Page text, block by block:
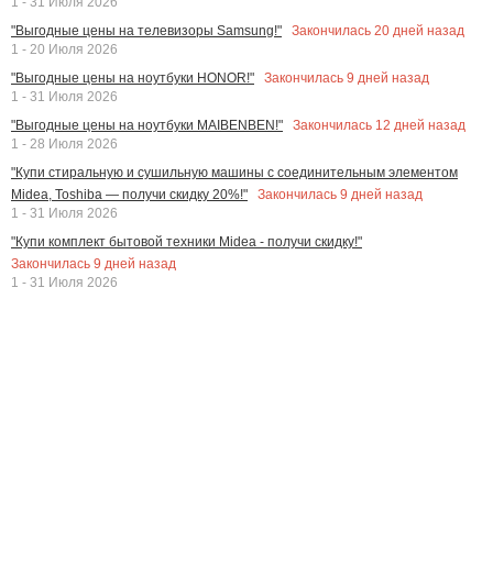
"Выгодные цены на телевизоры Samsung!"
Закончилась 20 дней назад
1 - 20 Июля 2026
"Выгодные цены на ноутбуки HONOR!"
Закончилась 9 дней назад
1 - 31 Июля 2026
"Выгодные цены на ноутбуки MAIBENBEN!"
Закончилась 12 дней назад
1 - 28 Июля 2026
"Купи стиральную и сушильную машины с соединительным элементом
Midea, Toshiba — получи скидку 20%!"
Закончилась 9 дней назад
1 - 31 Июля 2026
"Купи комплект бытовой техники Midea - получи скидку!"
Закончилась 9 дней назад
1 - 31 Июля 2026